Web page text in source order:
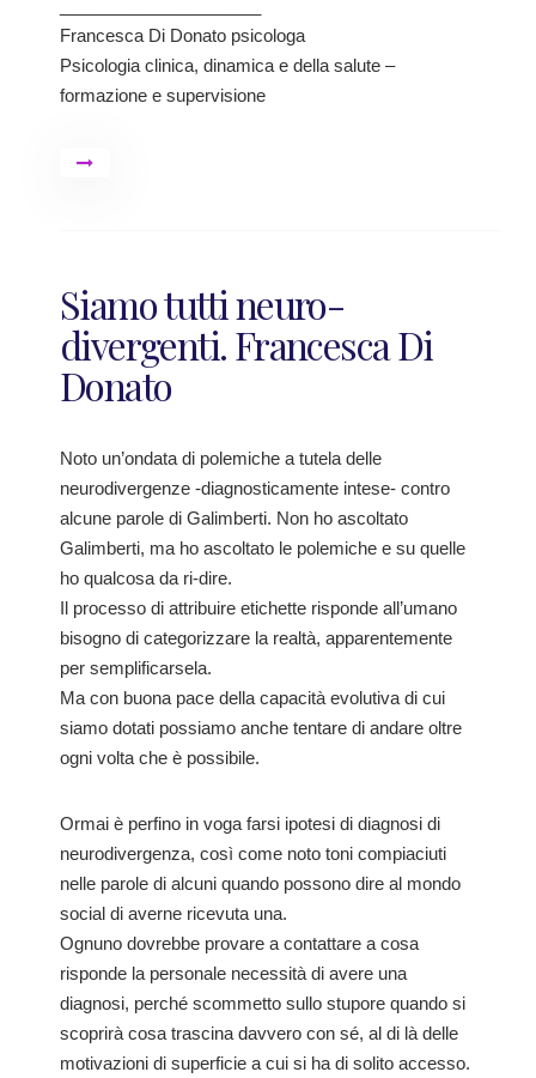
Francesca Di Donato psicologa
Psicologia clinica, dinamica e della salute –
formazione e supervisione
Siamo tutti neuro-
divergenti. Francesca Di
Donato
Noto un’ondata di polemiche a tutela delle
neurodivergenze -diagnosticamente intese- contro
alcune parole di Galimberti. Non ho ascoltato
Galimberti, ma ho ascoltato le polemiche e su quelle
ho qualcosa da ri-dire.
Il processo di attribuire etichette risponde all’umano
bisogno di categorizzare la realtà, apparentemente
per semplificarsela.
Ma con buona pace della capacità evolutiva di cui
siamo dotati possiamo anche tentare di andare oltre
ogni volta che è possibile.
Ormai è perfino in voga farsi ipotesi di diagnosi di
neurodivergenza, così come noto toni compiaciuti
nelle parole di alcuni quando possono dire al mondo
social di averne ricevuta una.
Ognuno dovrebbe provare a contattare a cosa
risponde la personale necessità di avere una
diagnosi, perché scommetto sullo stupore quando si
scoprirà cosa trascina davvero con sé, al di là delle
motivazioni di superficie a cui si ha di solito accesso.